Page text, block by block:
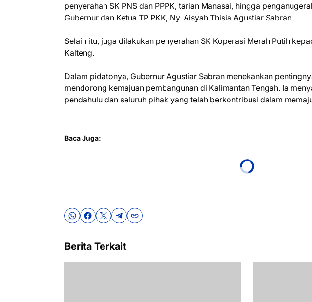
penyerahan SK PNS dan PPPK, tarian Manasai, hingga
Gubernur dan Ketua TP PKK, Ny. Aisyah Thisia Agustiar Sabran.
Selain itu, juga dilakukan penyerahan SK Koperasi Merah Putih
Kalteng.
Dalam pidatonya, Gubernur Agustiar Sabran menekankan
mendorong kemajuan pembangunan di Kalimantan Tengah. Ia
pendahulu dan seluruh pihak yang telah berkontribusi dalam
Baca Juga:
Berita Terkait